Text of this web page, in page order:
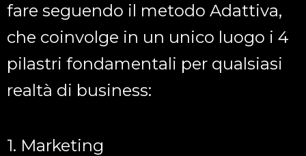
fare seguendo il metodo Adattiva,
che coinvolge in un unico luogo i 4
pilastri fondamentali per qualsiasi
realtà di business:
1. Marketing